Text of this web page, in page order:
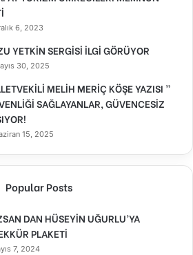
6, 2023
YETKİN SERGİSİ İLGİ GÖRÜYOR
30, 2025
MELİH MERİÇ KÖŞE YAZISI ”
SAĞLAYANLAR, GÜVENCESİZ
15, 2025
Popular Posts
DAN HÜSEYİN UĞURLU’YA
PLAKETİ
7, 2024